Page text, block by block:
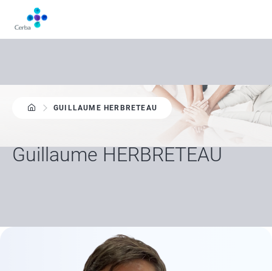
contenu
principal
GUILLAUME HERBRETEAU
Guillaume HERBRETEAU